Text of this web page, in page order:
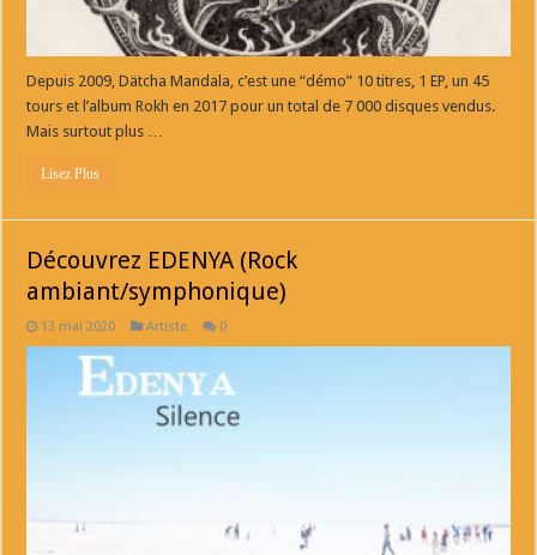
Depuis 2009, Dätcha Mandala, c’est une “démo” 10 titres, 1 EP, un 45
tours et l’album Rokh en 2017 pour un total de 7 000 disques vendus.
Mais surtout plus …
Lisez Plus
Découvrez EDENYA (Rock
ambiant/symphonique)
13 mai 2020 Artiste 0